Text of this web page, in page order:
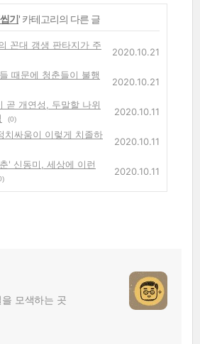
기' 카테고리의 다른 글
꼰대 갱생 판타지가 주
2020.10.21
때문에 청춘들이 불행
2020.10.21
곧 개연성, 두말할 나위
(0)
2020.10.11
치싸움이 이렇게 치졸하
2020.10.11
' 신동미, 세상에 이런
2020.10.11
모색하는 곳